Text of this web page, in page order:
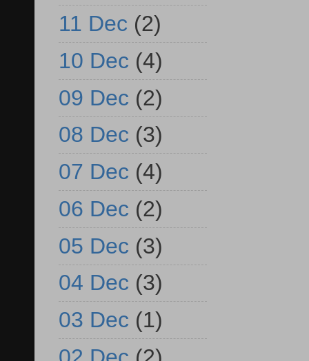
11 Dec (2)
10 Dec (4)
09 Dec (2)
08 Dec (3)
07 Dec (4)
06 Dec (2)
05 Dec (3)
04 Dec (3)
03 Dec (1)